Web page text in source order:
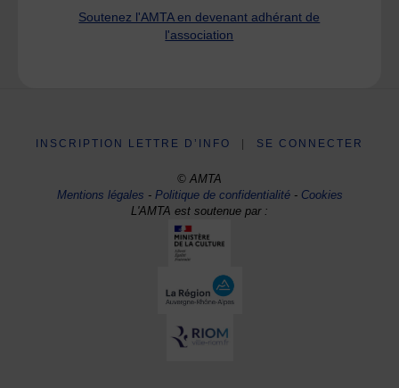
Soutenez l'AMTA en devenant adhérant de
l'association
INSCRIPTION LETTRE D’INFO SE CONNECTER
© AMTA
Mentions légales -Politique de confidentialité- Cookies
L'AMTA est soutenue par :